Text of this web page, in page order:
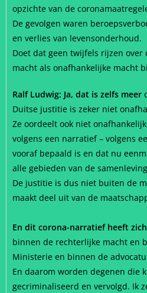
opzichte van de
De gevolgen waren
en verlies van levensonderhoud.
Doet dat geen twijfels rijzen
macht als onafhankelijke macht
Ralf Ludwig: Ja, dat is zelfs meer
Duitse justitie is zeker niet
Ze oordeelt ook niet
volgens een narratief – volgens
vooraf bepaald is en dat nu
alle gebieden van de
De justitie is dus niet buiten de
maakt deel uit van de
En dit corona-narratief heeft zich
binnen de rechterlijke macht en
Ministerie en binnen de
En daarom worden degenen die
gecriminaliseerd en vervolgd. Ik